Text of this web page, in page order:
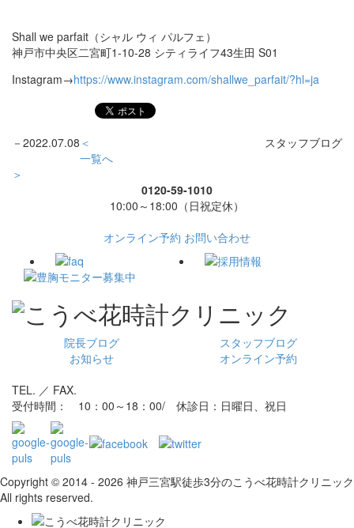
Shall we parfait（シャル ウィ パルフェ）
神戸市中央区二宮町1-10-28 シティライフ43生田 S01
Instagram→https://www.instagram.com/shallwe_parfait/?hl=ja
－ 2022.07.08 スタッフブログ
＜
一覧へ
＞
0120-59-1010
10:00～18:00（日祝定休）
オンライン予約 お問い合わせ
院長ブログ
スタッフブログ
お知らせ
オンライン予約
TEL. ／ FAX.
受付時間： 10：00～18：00/ 休診日：日曜日、祝日
Copyright © 2014 - 2026 神戸三宮駅徒歩3分のこうべ花時計クリニック
All rights reserved.